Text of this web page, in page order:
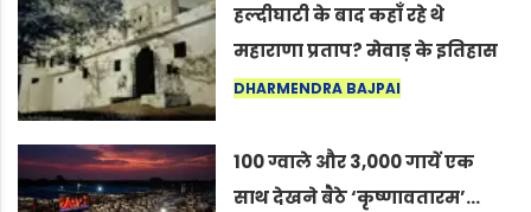
हल्दीघाटी के बाद कहाँ रहे थे
महाराणा प्रताप? मेवाड़ के इतिहास
का वह अनकहा अध्याय जो आज भी
DHARMENDRA BAJPAI
100 ग्वाले और 3,000 गायें एक
साथ देखने बैठे ‘कृष्णावतारम’…